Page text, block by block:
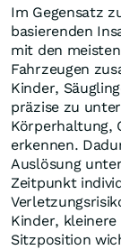
Im Gegensatz
basierenden
mit den
Fahrzeugen
Kinder,
präzise zu
Körperhaltung,
erkennen.
Auslösung
Zeitpunkt
Kinder, kleinere
Sitzposition